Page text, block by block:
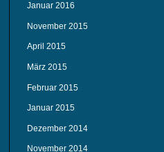
Januar 2016
November 2015
April 2015
März 2015
Februar 2015
Januar 2015
Dezember 2014
November 2014